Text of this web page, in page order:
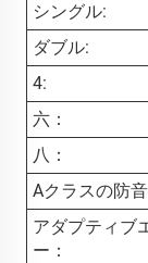
シングル:
ダブル:
4:
六：
八：
Aクラスの防音
アダプティブ
ー：